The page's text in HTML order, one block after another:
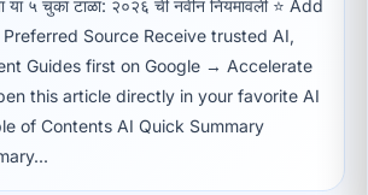
या ५ चुका टाळा: २०२६ ची नवीन नियमावली ⭐ Add
Source Receive trusted AI,
Guides first on Google → Accelerate
this article directly in your favorite AI
of Contents AI Quick Summary